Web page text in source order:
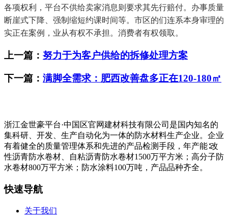
各项权利，平台不供给卖家消息则要求其先行赔付。办事质量
断崖式下降、强制缩短约课时间等。市区的们连系本身审理的
实正在案例，业从有权不承担。消费者有权领取。
上一篇：努力于为客户供给的拆修处理方案
下一篇： 满脚全需求：肥西改善盘多正在120-180㎡
浙江金世豪平台·中国区官网建材科技有限公司是国内知名的
集科研、开发、生产自动化为一体的防水材料生产企业。企业
有着健全的质量管理体系和先进的产品检测手段，年产能∶改
性沥青防水卷材、自粘沥青防水卷材1500万平方米；高分子防
水卷材800万平方米；防水涂料100万吨，产品品种齐全。
快速导航
关于我们